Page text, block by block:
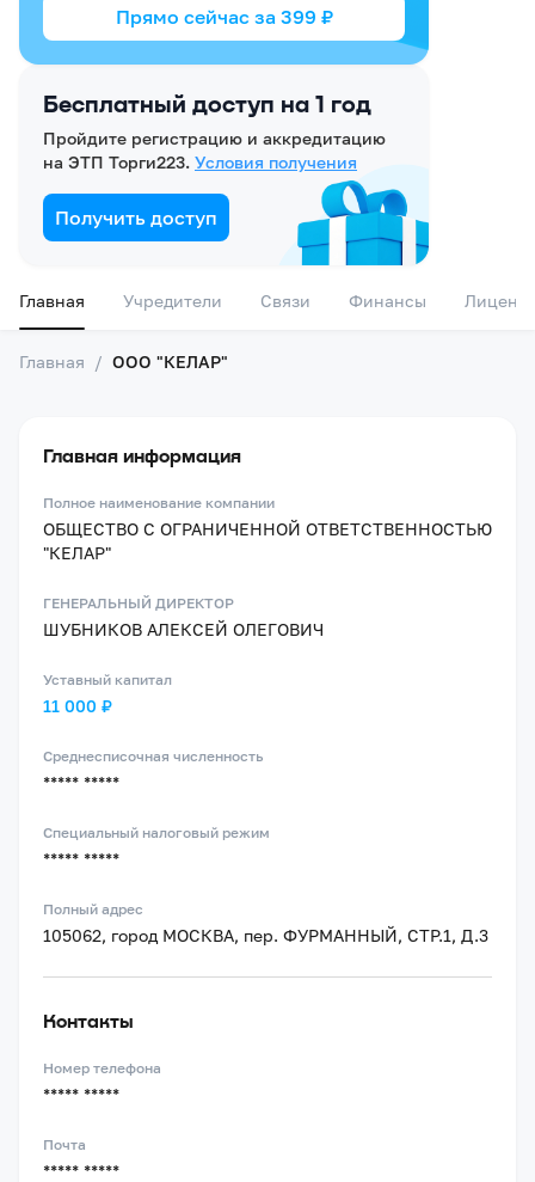
Бесплатный доступ на 1 год
Пройдите регистрацию и аккредитацию
на ЭТП Торги223. Условия получения
Получить доступ
Прямо сейчас за 399 ₽
Главная Учредители Связи Финансы
Главная / ООО "КЕЛАР"
Главная информация
Полное наименование компании
ОБЩЕСТВО С ОГРАНИЧЕННОЙ ОТВЕТСТВЕННОСТЬЮ
"КЕЛАР"
ГЕНЕРАЛЬНЫЙ ДИРЕКТОР
ШУБНИКОВ АЛЕКСЕЙ ОЛЕГОВИЧ
Уставный капитал
11 000 ₽
Среднесписочная численность
***** *****
Специальный налоговый режим
***** *****
Полный адрес
105062, город МОСКВА, пер. ФУРМАННЫЙ, СТР.1, Д.3
Контакты
Номер телефона
***** *****
Почта
***** *****